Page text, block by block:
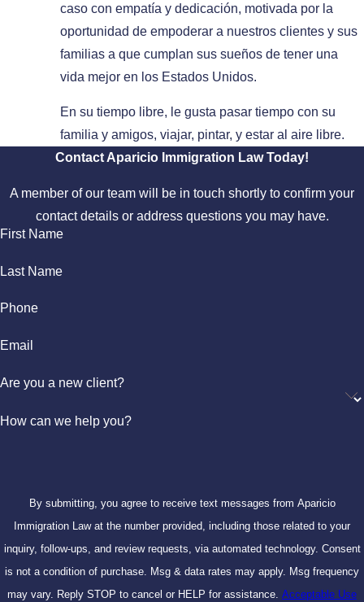
caso con empatía y dedicación, motivada por la
oportunidad de empoderar a nuestros clientes y sus
familias a que cumplan sus sueños de tener una
vida mejor en los Estados Unidos.
En su tiempo libre, le gusta pasar tiempo con su
familia y amigos, viajar, pintar, y estar al aire libre.
Contact Aparicio Immigration Law Today!
A member of our team will be in touch shortly to confirm your
contact details or address questions you may have.
First Name
Last Name
Phone
Email
Are you a new client?
How can we help you?
By submitting, you agree to receive text messages from Aparicio
Immigration Law at the number provided, including those related to your
inquiry, follow-ups, and review requests, via automated technology. Consent
is not a condition of purchase. Msg & data rates may apply. Msg frequency
may vary. Reply STOP to cancel or HELP for assistance. Acceptable Use